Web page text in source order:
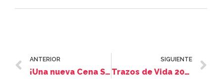
ANTERIOR
¡Una nueva Cena Sabática en Amijai!
SIGUIENTE
Trazos de Vida 2026, Un Kabalat Shabat por la Memoria